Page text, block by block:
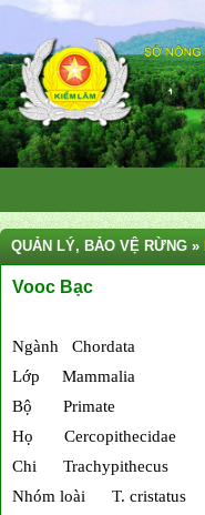
QUẢN LÝ, BẢO VỆ RỪNG »
Vooc Bạc
Ngành Chordata
Lớp Mammalia
Bộ Primate
Họ Cercopithecidae
Chi Trachypithecus
Nhóm loài T. cristatus